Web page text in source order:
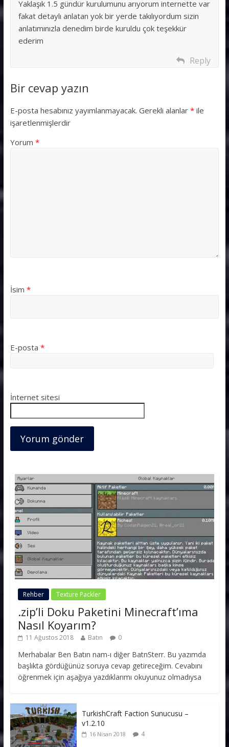
Yaklaşık 1.5 gündür kurulumunu arıyorum internette var
fakat detaylı anlatan yok bir yerde takılıyordum sizin
anlatımınızla denedim birde kuruldu çok teşekkür
ederim
Reply
Bir cevap yazın
E-posta hesabınız yayımlanmayacak. Gerekli alanlar *ile
işaretlenmişlerdir
Yorum *
İsim *
E-posta *
İnternet sitesi
Rehber Texture Packler
.zip’li Doku Paketini Minecraft’ıma
Nasıl Koyarım?
11 Ağustos 2018 Batın 0
Merhabalar Ben Batın nam-ı diğer BatnSterr. Bu yazımda
başlıkta gördüğünüz soruya cevap getireceğim. Cevabını
öğrenmek için aşağıya yazdıklarımı okuyunuz olmadıysa
TurkishCraft Faction Sunucusu –
v1.2.10
16 Nisan 2018 4